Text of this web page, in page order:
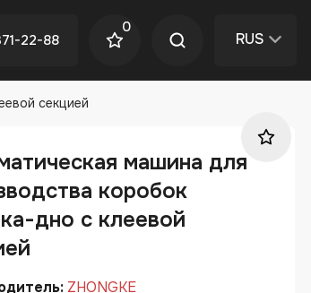
22-88
0
RUS
секцией
машина для
коробок
дно с клеевой
ZHONGKE